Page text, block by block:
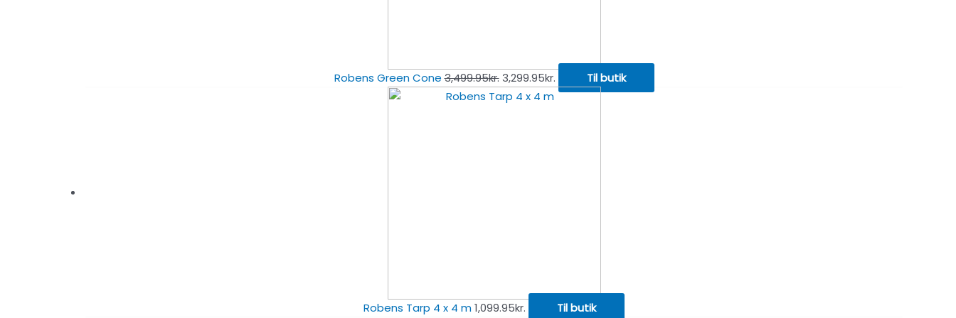
Robens Green Cone 3,499.95kr. 3,299.95kr. Til butik
Robens Tarp 4 x 4 m1,099.95kr. Til butik